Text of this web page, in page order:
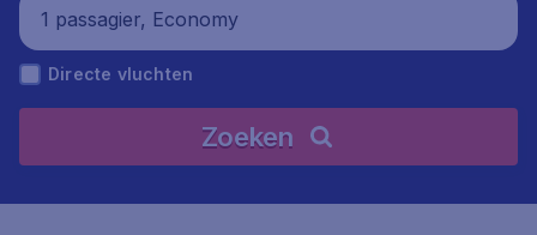
1 passagier, Economy
Directe vluchten
Zoeken